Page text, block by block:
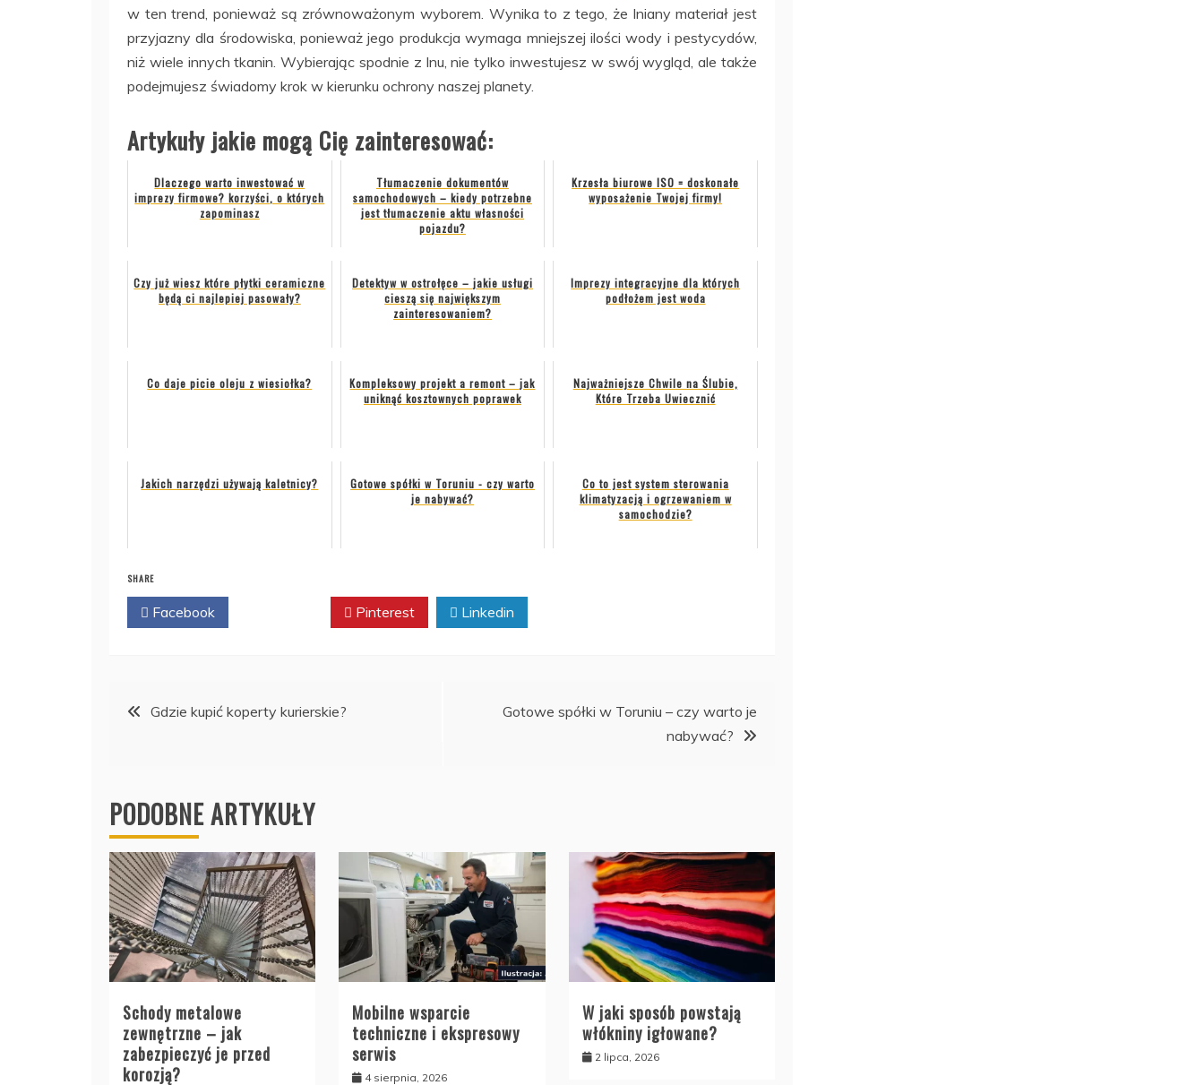
w ten trend, ponieważ są zrównoważonym wyborem. Wynika to z tego, że lniany materiał jest
przyjazny dla środowiska, ponieważ jego produkcja wymaga mniejszej ilości wody i pestycydów,
niż wiele innych tkanin. Wybierając spodnie z lnu, nie tylko inwestujesz w swój wygląd, ale także
podejmujesz świadomy krok w kierunku ochrony naszej planety.
Artykuły jakie mogą Cię zainteresować:
Dlaczego warto inwestować w
imprezy firmowe? korzyści, o których
zapominasz
Tłumaczenie dokumentów
samochodowych – kiedy potrzebne
jest tłumaczenie aktu własności
pojazdu?
Krzesła biurowe ISO = doskonałe
wyposażenie Twojej firmy!
Czy już wiesz które płytki ceramiczne
będą ci najlepiej pasowały?
Detektyw w ostrołęce – jakie usługi
cieszą się największym
zainteresowaniem?
Imprezy integracyjne dla których
podłożem jest woda
Co daje picie oleju z wiesiołka?
Kompleksowy projekt a remont – jak
uniknąć kosztownych poprawek
Najważniejsze Chwile na Ślubie,
Które Trzeba Uwiecznić
Jakich narzędzi używają kaletnicy?
Gotowe spółki w Toruniu - czy warto
je nabywać?
Co to jest system sterowania
klimatyzacją i ogrzewaniem w
samochodzie?
SHARE
Facebook Pinterest Linkedin
Nawigacja
Gdzie kupić koperty kurierskie?
Gotowe spółki w Toruniu – czy warto je
nabywać?
PODOBNE ARTYKUŁY
Schody metalowe
zewnętrzne – jak
zabezpieczyć je przed
korozją?
Mobilne wsparcie
techniczne i ekspresowy
serwis
4 sierpnia, 2026
W jaki sposób powstają
włókniny igłowane?
2 lipca, 2026